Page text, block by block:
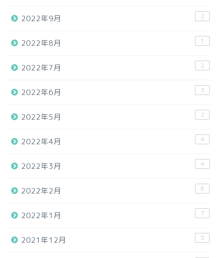
2022年9月 2
2022年8月 1
2022年7月 2
2022年6月 3
2022年5月 2
2022年4月 4
2022年3月 4
2022年2月 6
2022年1月 7
2021年12月 5